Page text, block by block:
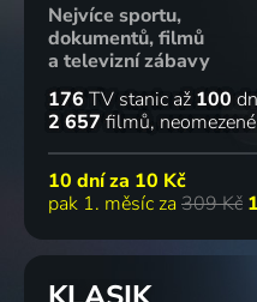
Nejvíce sportu,
dokumentů, filmů
a televizní zábavy
176 TV stanic až 100
2 657 filmů
10 dní za 10 Kč
pak 1. měsíc za 309 Kč